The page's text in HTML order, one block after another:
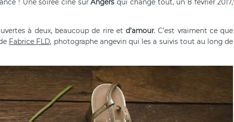
! Une soirée ciné surAngers qui change tout, un 8 février 2017,
à deux, beaucoup de rire etd’amour. C’est vraiment ce que
Fabrice FLD, photographe angevin qui les a suivis tout au long de